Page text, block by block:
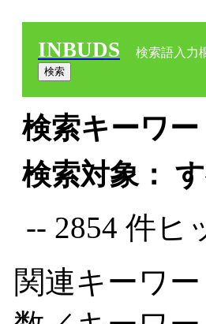
INBUDS 検索語入力
検索キーワ
検索対象：
-- 2854 件ヒ
関連キーワ